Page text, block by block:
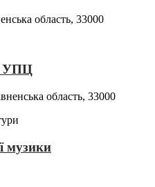
область, 33000
УПЦ
область, 33000
музики